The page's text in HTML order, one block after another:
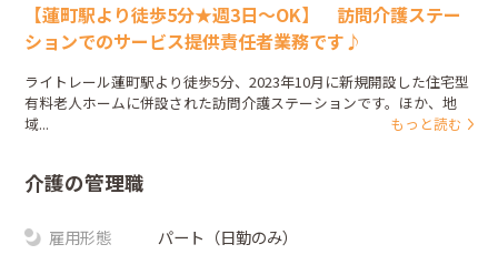
【蓮町駅より徒歩5分★週3日～OK】 訪問介護ステー
ションでのサービス提供責任者業務です♪
ライトレール蓮町駅より徒歩5分、2023年10月に新規開設した住宅型
有料老人ホームに併設された訪問介護ステーションです。ほか、地
域...
もっと読む
介護の管理職
雇用形態 パート（日勤のみ）